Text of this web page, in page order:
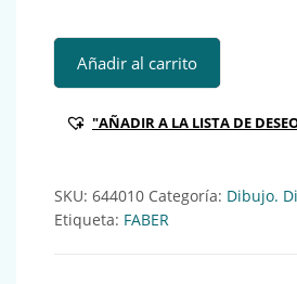
FAB ESCALIMETRO 30CM 153B
Añadir al carrito
"AÑADIR A LA LISTA DE
SKU: 644010 Categoría: Dibujo.
Etiqueta: FABER